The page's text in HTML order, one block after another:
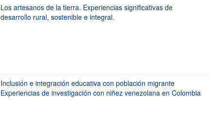
Los artesanos de la tierra. Experiencias significativas de
desarrollo rural, sostenible e integral.
Inclusión e integración educativa con población migrante
Experiencias de investigación con niñez venezolana en Colombia